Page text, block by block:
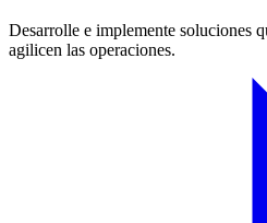
Desarrolle e implemente soluciones
agilicen las operaciones.